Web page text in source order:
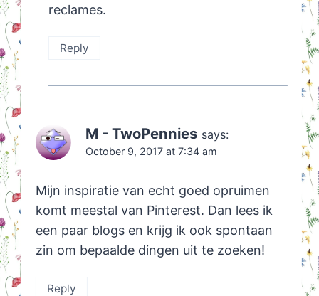
reclames.
Reply
M - TwoPennies says:
October 9, 2017 at 7:34 am
Mijn inspiratie van echt goed opruimen
komt meestal van Pinterest. Dan lees ik
een paar blogs en krijg ik ook spontaan
zin om bepaalde dingen uit te zoeken!
Reply